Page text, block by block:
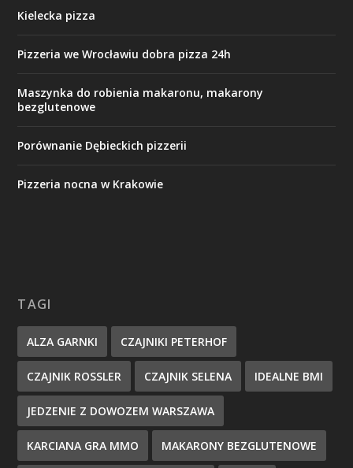
Kielecka pizza
Pizzeria we Wrocławiu dobra pizza 24h
Maszynka do robienia makaronu, makarony
bezglutenowe
Porównanie Dębieckich pizzerii
Pizzeria nocna w Krakowie
TAGI
ALZA GARNKI CZAJNIKI PETERHOF
CZAJNIK ROSSLER CZAJNIK SELENA IDEALNE BMI
JEDZENIE Z DOWOZEM WARSZAWA
KARCIANA GRA MMO MAKARONY BEZGLUTENOWE